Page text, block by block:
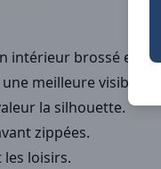
intérieur brossé et
meilleure visibilité.
la silhouette.
zippées.
loisirs.